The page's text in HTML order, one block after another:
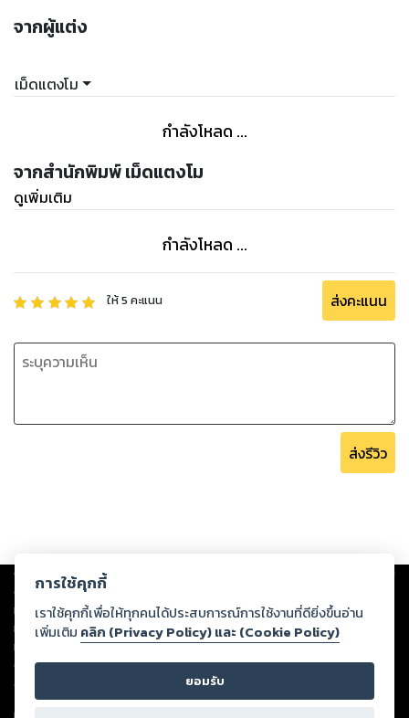
จากผู้แต่ง
เม็ดแตงโม
กำลังโหลด ...
จากสำนักพิมพ์ เม็ดแตงโม
ดูเพิ่มเติม
กำลังโหลด ...
ให้5 คะแนน ส่งคะแนน
ส่งรีวิว
Copyright © 2026
ต่อผลงานหรือเนื้อหาใดที่อัปโหลดผ่านเว็บไซต์และปรากฏว่าละเมิดสิทธิใน
ทรัพย์สินทางปัญญาของบุคคลอื่นหรือขัดต่อกฎหมายและศีลธรรม ดังนั้น ผู้อ่าน
ทุกท่านโปรดใช้วิจารณญาณในการกลั่นกรองด้วยตนเอง และหากท่านพบว่าส่วน
หนึ่งส่วนใดขัดต่อกฎหมายและศีลธรรม กรุณาแจ้งมายังบริษัท เพื่อทีมงานจะได้
ดำเนินการในทันที ทั้งนี้ ทางสตอรี่ล็อกขอสงวนลิขสิทธิ์ตามพระราชบัญญัติ
ลิขสิทธิ์ พ.ศ. 2537 (ฉบับล่าสุด)
การใช้คุกกี้
เราใช้คุกกี้เพื่อให้ทุกคนได้ประสบการณ์การใช้งานที่ดียิ่งขึ้นอ่าน
เพิ่มเติม คลิก (Privacy Policy) และ (Cookie Policy)
ยอมรับ